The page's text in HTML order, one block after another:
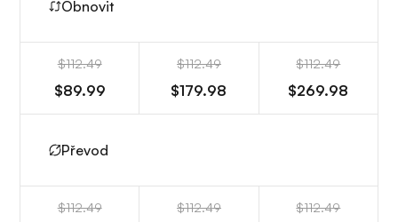
Obnovit
$112.49
$89.99
$112.49
$179.98
$112.49
$269.98
Převod
$112.49 $112.49 $112.49